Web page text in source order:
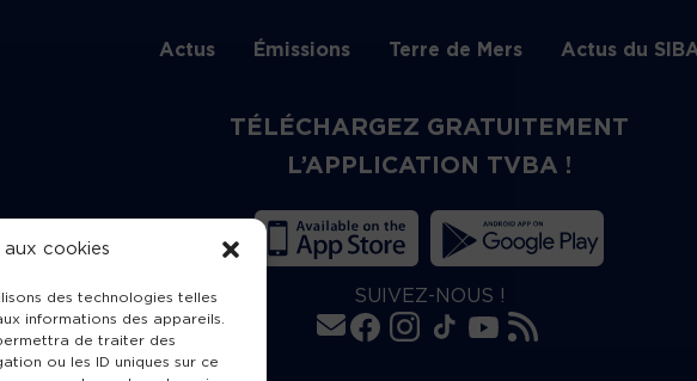
cookies
des technologies telles
informations des appareils.
de traiter des
ou les ID uniques sur ce
Actus Émissions Terre de Mers Actus du
TÉLÉCHARGEZ GRATUITEMENT
L’APPLICATION TVBA !
SUIVEZ-NOUS !